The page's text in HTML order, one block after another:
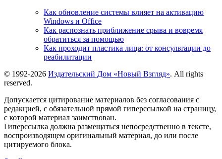
Как обновление системы влияет на активацию
Windows и Office
Как распознать приближение срыва и вовремя
обратиться за помощью
Как проходит пластика лица: от консультации до
реабилитации
© 1992-2026 Издательский Дом «Новый Взгляд». All rights
reserved.
Допускается цитирование материалов без согласования с
редакцией, с обязательной прямой гиперссылкой на страницу,
с которой материал заимствован.
Гиперссылка должна размещаться непосредственно в тексте,
воспроизводящем оригинальный материал, до или после
цитируемого блока.